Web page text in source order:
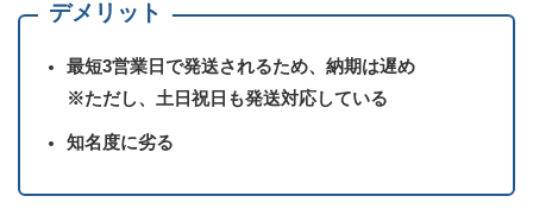
デメリット
最短3営業日で発送されるため、納期は遅め
※ただし、土日祝日も発送対応している
知名度に劣る